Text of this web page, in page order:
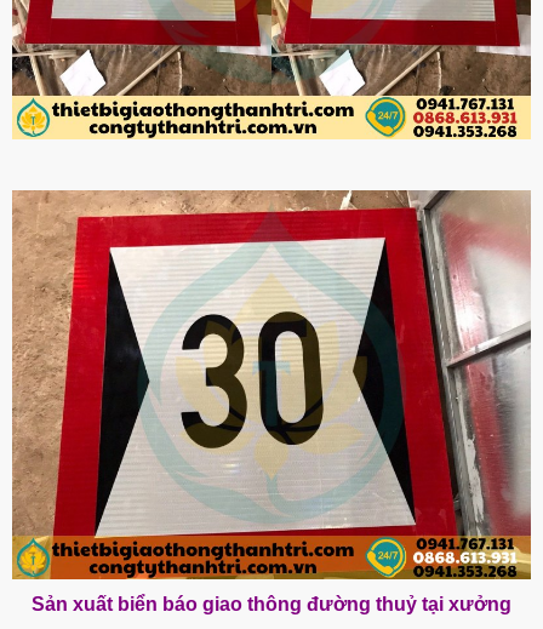
Sản xuất biển báo giao thông đường thuỷ tại xưởng